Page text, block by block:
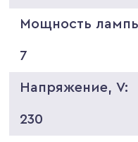
Мощность
7
Напряжение, V:
230